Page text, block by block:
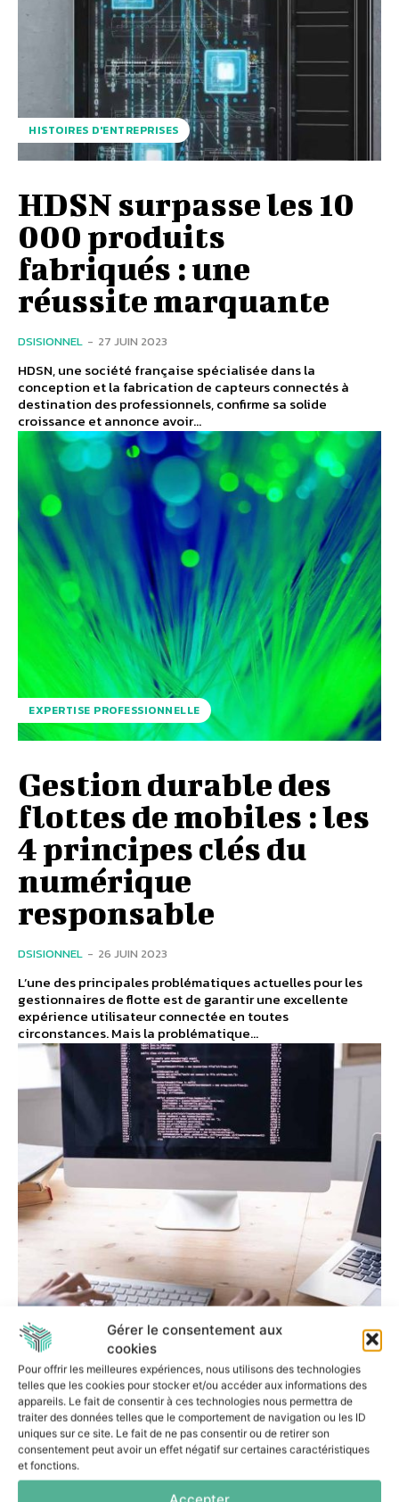
Gérer le consentement aux
cookies
Pour offrir les meilleures expériences, nous utilisons des technologies
telles que les cookies pour stocker et/ou accéder aux informations des
appareils. Le fait de consentir à ces technologies nous permettra de
traiter des données telles que le comportement de navigation ou les ID
uniques sur ce site. Le fait de ne pas consentir ou de retirer son
consentement peut avoir un effet négatif sur certaines caractéristiques
et fonctions.
HISTOIRES D'ENTREPRISES
HDSN surpasse les 10
000 produits
fabriqués : une
réussite marquante
DSISIONNEL - 27 JUIN 2023
HDSN, une société française spécialisée dans la
conception et la fabrication de capteurs connectés à
destination des professionnels, confirme sa solide
croissance et annonce avoir...
EXPERTISE PROFESSIONNELLE
Gestion durable des
flottes de mobiles : les
4 principes clés du
numérique
responsable
DSISIONNEL - 26 JUIN 2023
L’une des principales problématiques actuelles pour les
gestionnaires de flotte est de garantir une excellente
expérience utilisateur connectée en toutes
circonstances. Mais la problématique...
EXPERTISE PROFESSIONNELLE
Le rôle crucial du SOC
dans la protection
contre les
cybermenaces